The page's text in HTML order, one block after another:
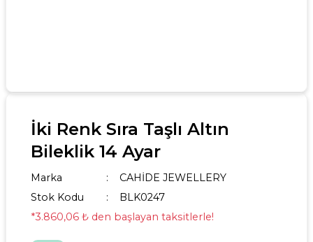
İki Renk Sıra Taşlı Altın
Bileklik 14 Ayar
Marka
CAHİDE JEWELLERY
Stok Kodu
BLK0247
*3.860,06 ₺ den başlayan taksitlerle!